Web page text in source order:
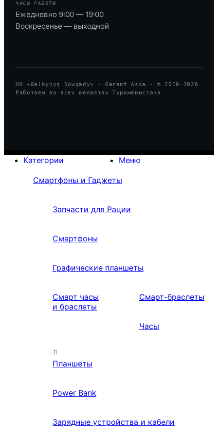
ЧАСЫ РАБОТЫ
Ежедневно 9:00 — 19:00
Воскресенье — выходной
HK «Galkynyş Sowgady» · Garant Asia · © 2010—2026
Работаем во всех велаятах Туркменистана
Меню
Категории
Смартфоны и Гаджеты
Запчасти для Рации
Смартфоны
Графические планшеты
Смарт часы
и браслеты
Смарт-браслеты
Часы
Планшеты
Power Bank
Зарядные устройства и кабели